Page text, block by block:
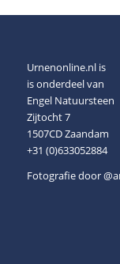
Urnenonline.nl is
is onderdeel van
Engel Natuursteen
Zijtocht 7
1507CD Zaandam
+31 (0)633052884
Fotografie door